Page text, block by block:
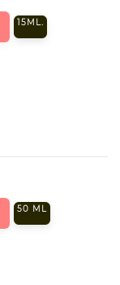
15ML.
50 ML